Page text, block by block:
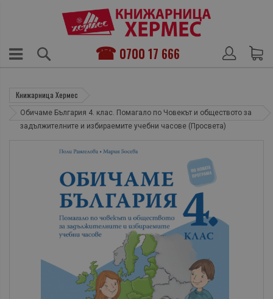
0700 17 666
Книжарница Хермес
Обичаме България 4. клас. Помагало по Човекът и обществото за
задължителните и избираемите учебни часове (Просвета)